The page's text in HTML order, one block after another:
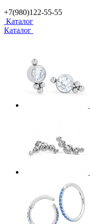
+7(980)122-55-55
Каталог
Каталог